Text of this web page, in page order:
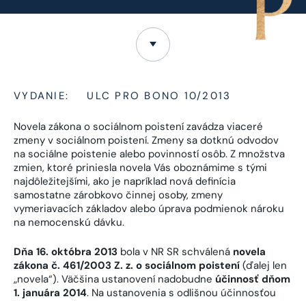
VYDANIE: ULC PRO BONO 10/2013
Novela zákona o sociálnom poistení zavádza viaceré
zmeny v sociálnom poistení. Zmeny sa dotknú odvodov
na sociálne poistenie alebo povinností osôb. Z množstva
zmien, ktoré priniesla novela Vás oboznámime s tými
najdôležitejšími, ako je napríklad nová definícia
samostatne zárobkovo činnej osoby, zmeny
vymeriavacích základov alebo úprava podmienok nároku
na nemocenskú dávku.
Dňa 16. októbra 2013 bola v NR SR schválená novela
zákona č. 461/2003 Z. z. o sociálnom poistení (ďalej len
„novela“). Väčšina ustanovení nadobudne účinnosť dňom
1. januára 2014. Na ustanovenia s odlišnou účinnosťou